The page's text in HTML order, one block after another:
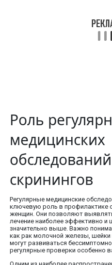
Роль
медицинских
скринингов
Регулярные медицинские
ключевую роль в профилактике
женщин. Они позволяют
лечение наиболее эффективно
значительно выше. Важно
как рак молочной железы,
могут развиваться
регулярные проверки особенно